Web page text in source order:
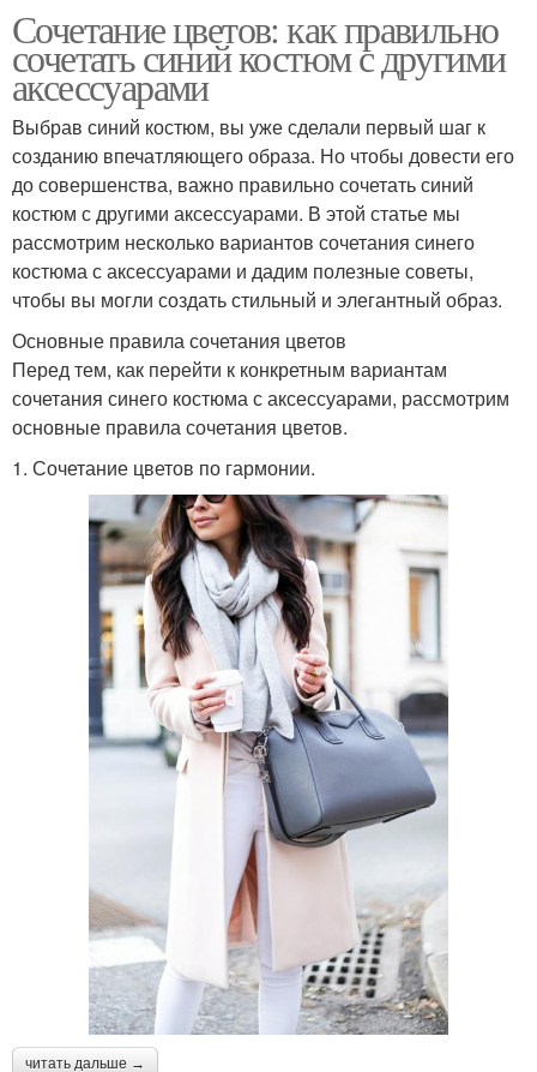
Сочетание цветов: как правильно
сочетать синий костюм с другими
аксессуарами
Выбрав синий костюм, вы уже сделали первый шаг к
созданию впечатляющего образа. Но чтобы довести его
до совершенства, важно правильно сочетать синий
костюм с другими аксессуарами. В этой статье мы
рассмотрим несколько вариантов сочетания синего
костюма с аксессуарами и дадим полезные советы,
чтобы вы могли создать стильный и элегантный образ.
Основные правила сочетания цветов
Перед тем, как перейти к конкретным вариантам
сочетания синего костюма с аксессуарами, рассмотрим
основные правила сочетания цветов.
1. Сочетание цветов по гармонии.
читать дальше →